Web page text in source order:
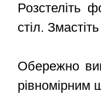
Розстеліть
стіл.
Обережно
рівномірним